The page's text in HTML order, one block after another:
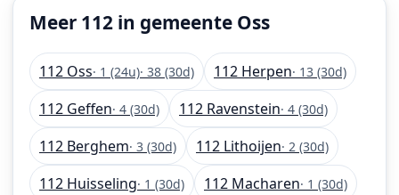
Meer 112 in gemeente Oss
112 Oss· 1 (24u)· 38 (30d) 112 Herpen· 13 (30d)
112 Geffen· 4 (30d) 112 Ravenstein· 4 (30d)
112 Berghem· 3 (30d) 112 Lithoijen· 2 (30d)
112 Huisseling· 1 (30d) 112 Macharen· 1 (30d)